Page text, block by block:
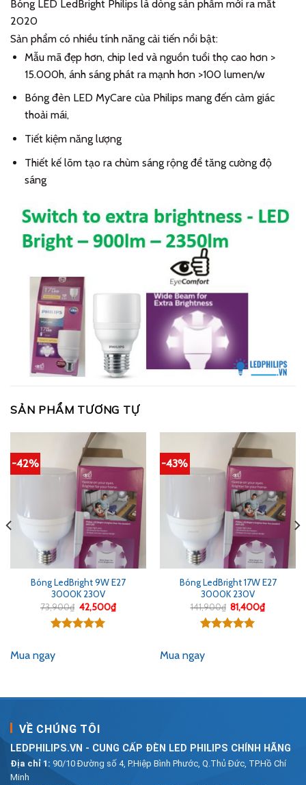
Bóng LED LedBright Philips là dòng sản phẩm mới ra mắt
2020
Sản phẩm có nhiều tính năng cải tiến nổi bật:
Mẫu mã đẹp hơn, chip led và nguồn tuổi thọ cao hơn >
15.000h, ánh sáng phát ra mạnh hơn >100 lumen/w
Bóng đèn LED MyCare của Philips mang đến cảm giác
thoải mái,
Tiết kiệm năng lượng
Thiết kế lõm tạo ra chùm sáng rộng để tăng cường độ
sáng
SẢN PHẨM TƯƠNG TỰ
-42%
Bóng LedBright 9W E27
3000K 230V
73,900₫ Giá
gốc
là:
42,500₫Giá
hiện
5 sao
Mua ngay
-43%
Bóng LedBright 17W E27
3000K 230V
141,900₫ Giá
gốc
là:
81,400₫Giá
hiện
5 sao
Mua ngay
VỀ CHÚNG TÔI
LEDPHILIPS.VN - CUNG CẤP ĐÈN LED PHILIPS CHÍNH HÃNG
Địa chỉ 1: 90/10 Đường số 4, P.Hiệp Bình Phước, Q.Thủ Đức, TP.Hồ Chí
Minh